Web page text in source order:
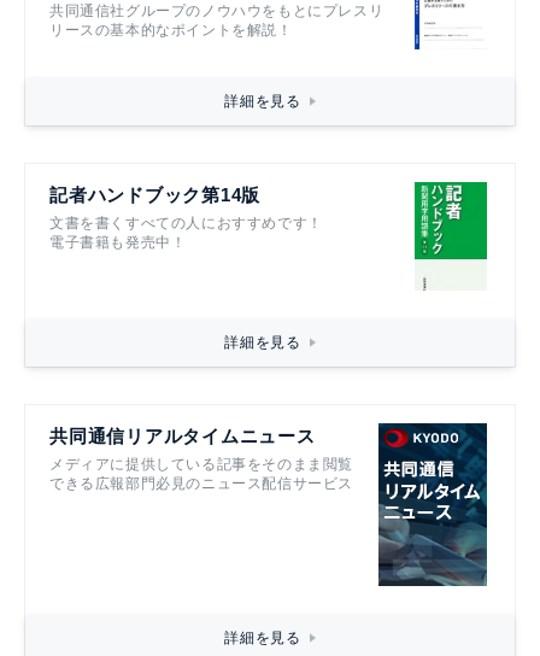
共同通信社グループのノウハウをもとにプレスリ
リースの基本的なポイントを解説！
詳細を見る
記者ハンドブック第14版
文書を書くすべての人におすすめです！
電子書籍も発売中！
詳細を見る
共同通信リアルタイムニュース
メディアに提供している記事をそのまま閲覧
できる広報部門必見のニュース配信サービス
詳細を見る